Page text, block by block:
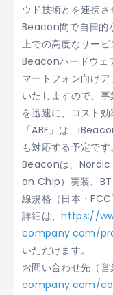
ウド技術とを連携
Beacon間で自律的
上での高度なサービ
Beaconハードウェ
マートフォン向け
いたしますので、
を迅速に、コスト効
「ABF」は、
も対応する予定です。
Beaconは、
on Chip）実装、
線規格（日本・FCC
詳細は、https://
company.com/
いただけます。
お問い合わせ先（
company.com/